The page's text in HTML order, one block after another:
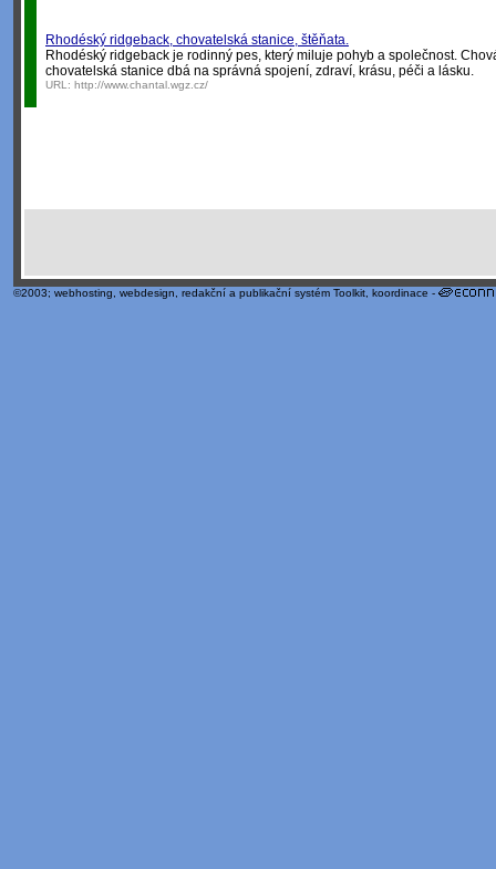
Rhodéský ridgeback, chovatelská stanice, štěňata.
Rhodéský ridgeback je rodinný pes, který miluje pohyb a společnost.
chovatelská stanice dbá na správná spojení, zdraví, krásu, péči a lásku.
URL: http://www.chantal.wgz.cz/
©2003; webhosting webdesign redakční a publikační systém Toolkit , koordinace -